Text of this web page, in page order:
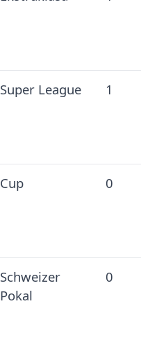
Super League 1
Cup 0
Schweizer
Pokal
0